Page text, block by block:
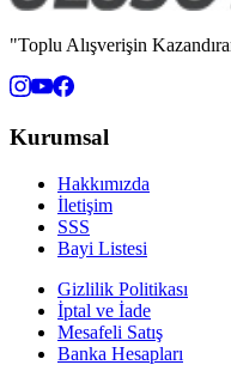
"Toplu Alışverişin
Kurumsal
Hakkımızda
İletişim
SSS
Bayi Listesi
Gizlilik Politikası
İptal ve İade
Mesafeli Satış
Banka Hesapları